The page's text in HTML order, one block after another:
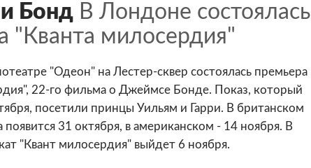
Бонд В Лондоне состоялась
"Кванта милосердия"
"Одеон" на Лестер-сквер состоялась премьера
22-го фильма о Джеймсе Бонде. Показ, который
посетили принцы Уильям и Гарри. В британском
появится 31 октября, в американском - 14 ноября. В
"Квант милосердия" выйдет 6 ноября.